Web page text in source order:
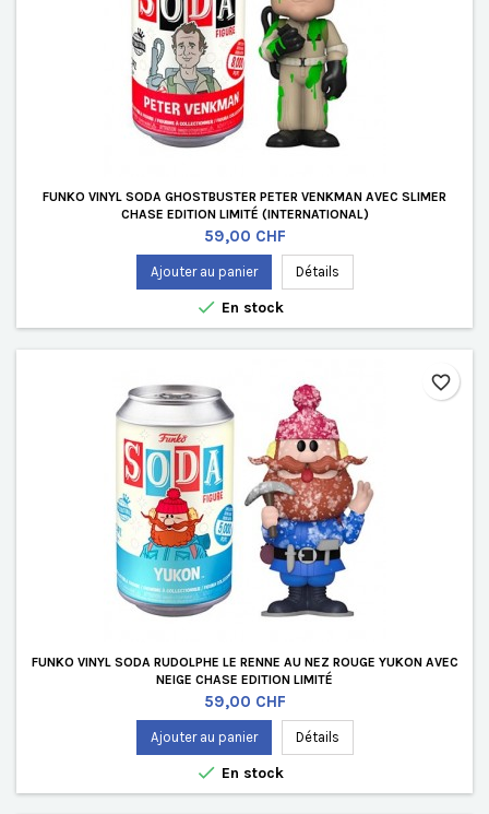
FUNKO VINYL SODA GHOSTBUSTER PETER VENKMAN AVEC SLIMER
CHASE EDITION LIMITÉ (INTERNATIONAL)
Prix
59,00 CHF
Ajouter au panier Détails
 En stock
FUNKO VINYL SODA RUDOLPHE LE RENNE AU NEZ ROUGE YUKON AVEC
NEIGE CHASE EDITION LIMITÉ
Prix
59,00 CHF
Ajouter au panier Détails
 En stock
favorite_border